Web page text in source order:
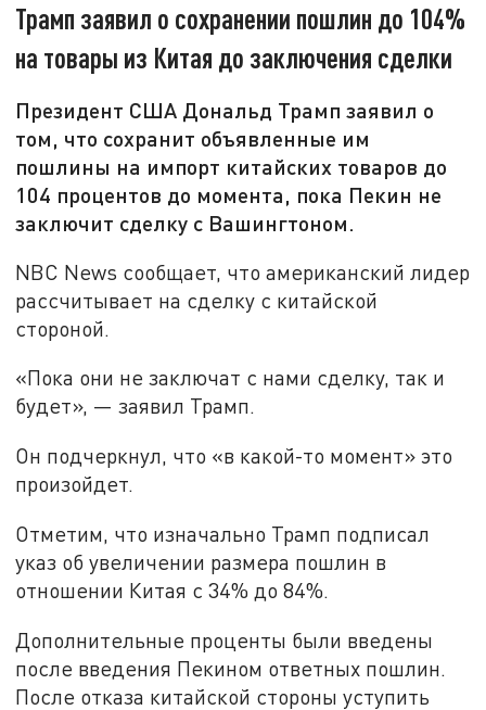
Трамп заявил о сохранении пошлин до 104%
на товары из Китая до заключения сделки
Президент США Дональд Трамп заявил о
том, что сохранит объявленные им
пошлины на импорт китайских товаров до
104 процентов до момента, пока Пекин не
заключит сделку с Вашингтоном.
NBC News сообщает, что американский лидер
рассчитывает на сделку с китайской
стороной.
«Пока они не заключат с нами сделку, так и
будет», — заявил Трамп.
Он подчеркнул, что «в какой-то момент» это
произойдет.
Отметим, что изначально Трамп подписал
указ об увеличении размера пошлин в
отношении Китая с 34% до 84%.
Дополнительные проценты были введены
после введения Пекином ответных пошлин.
После отказа китайской стороны уступить